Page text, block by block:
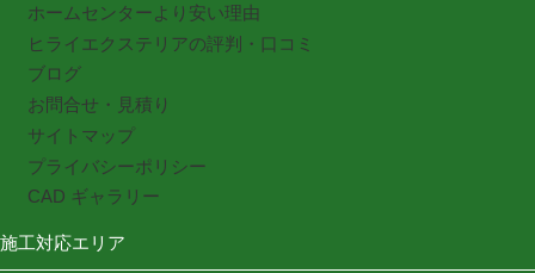
ホームセンターより安い理由
ヒライエクステリアの評判・口コミ
ブログ
お問合せ・見積り
サイトマップ
プライバシーポリシー
CAD ギャラリー
施工対応エリア